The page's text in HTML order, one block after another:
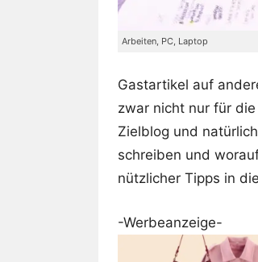
Arbeiten, PC, Laptop
Gastartikel auf
zwar nicht nur für
Zielblog und
schreiben und
nützlicher Tipps in
-Werbeanzeige-